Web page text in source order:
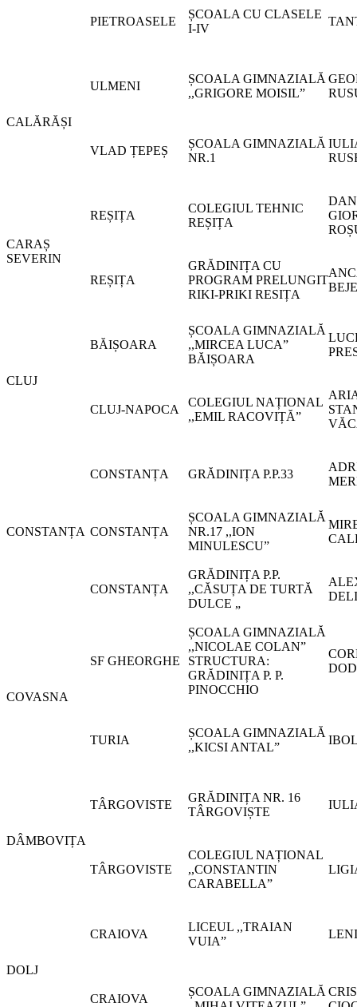
PIETROASELE
ȘCOALA CU CLASELE
I-IV
CALĂRĂȘI
ULMENI
ȘCOALA GIMNAZIALĂ
,,GRIGORE MOISIL”
VLAD ȚEPEȘ
ȘCOALA GIMNAZIALĂ
NR.1
CARAȘ
SEVERIN
REȘIȚA
COLEGIUL TEHNIC
REȘIȚA
REȘIȚA
GRĂDINIȚA CU
PROGRAM PRELUNGIT
RIKI-PRIKI RESIȚA
CLUJ
BĂIȘOARA
ȘCOALA GIMNAZIALĂ
,,MIRCEA LUCA”
BĂIȘOARA
CLUJ-NAPOCA
COLEGIUL NAȚIONAL
,,EMIL RACOVIȚĂ”
CONSTANȚA
CONSTANȚA GRĂDINIȚA P.P.33
CONSTANȚA
ȘCOALA GIMNAZIALĂ
NR.17 ,,ION
MINULESCU”
CONSTANȚA
GRĂDINIȚA P.P.
,,CĂSUȚA DE TURTĂ
DULCE „
COVASNA
SF GHEORGHE
ȘCOALA GIMNAZIALĂ
,,NICOLAE COLAN”
STRUCTURA:
GRĂDINIȚA P. P.
PINOCCHIO
TURIA
ȘCOALA GIMNAZIALĂ
,,KICSI ANTAL”
DÂMBOVIȚA
TÂRGOVISTE
GRĂDINIȚA NR. 16
TÂRGOVIȘTE
TÂRGOVISTE
COLEGIUL NAȚIONAL
,,CONSTANTIN
CARABELLA”
DOLJ
CRAIOVA
LICEUL ,,TRAIAN
VUIA”
CRAIOVA
ȘCOALA GIMNAZIALĂ